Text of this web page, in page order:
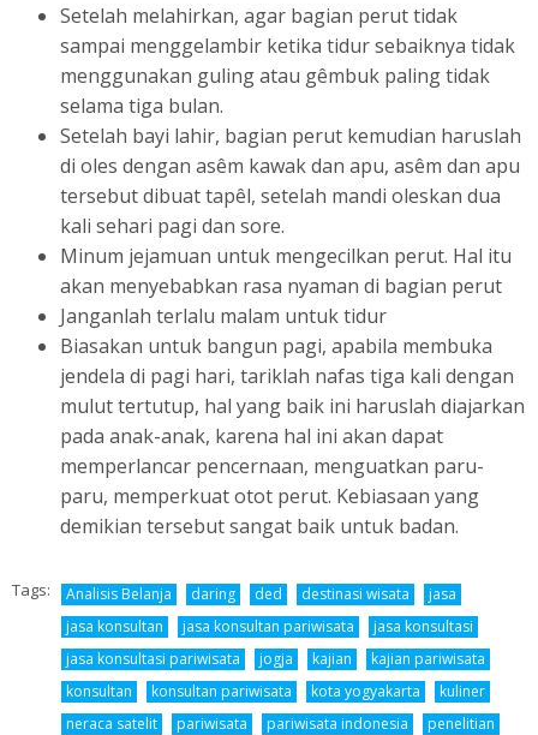
Setelah melahirkan, agar bagian perut tidak
sampai menggelambir ketika tidur sebaiknya tidak
menggunakan guling atau gêmbuk paling tidak
selama tiga bulan.
Setelah bayi lahir, bagian perut kemudian haruslah
di oles dengan asêm kawak dan apu, asêm dan apu
tersebut dibuat tapêl, setelah mandi oleskan dua
kali sehari pagi dan sore.
Minum jejamuan untuk mengecilkan perut. Hal itu
akan menyebabkan rasa nyaman di bagian perut
Janganlah terlalu malam untuk tidur
Biasakan untuk bangun pagi, apabila membuka
jendela di pagi hari, tariklah nafas tiga kali dengan
mulut tertutup, hal yang baik ini haruslah diajarkan
pada anak-anak, karena hal ini akan dapat
memperlancar pencernaan, menguatkan paru-
paru, memperkuat otot perut. Kebiasaan yang
demikian tersebut sangat baik untuk badan.
Tags: Analisis Belanja daring ded destinasi wisata
jasa
jasa konsultan
jasa konsultan pariwisata
jasa konsultasi
jasa konsultasi pariwisata
jogja kajian
kajian pariwisata
konsultan
konsultan pariwisata kota yogyakarta
kuliner
neraca satelit
pariwisata pariwisata indonesia
penelitian